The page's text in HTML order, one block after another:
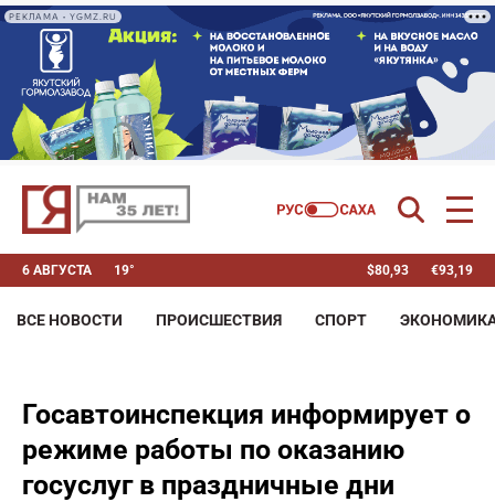
РЕКЛАМА • YGMZ.RU
6 АВГУСТА 19° $80,93 €93,19
ВСЕ НОВОСТИ ПРОИСШЕСТВИЯ СПОРТ
Госавтоинспекция информирует о
режиме работы по оказанию
госуслуг в праздничные дни